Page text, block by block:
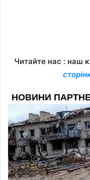
Читайте нас : наш